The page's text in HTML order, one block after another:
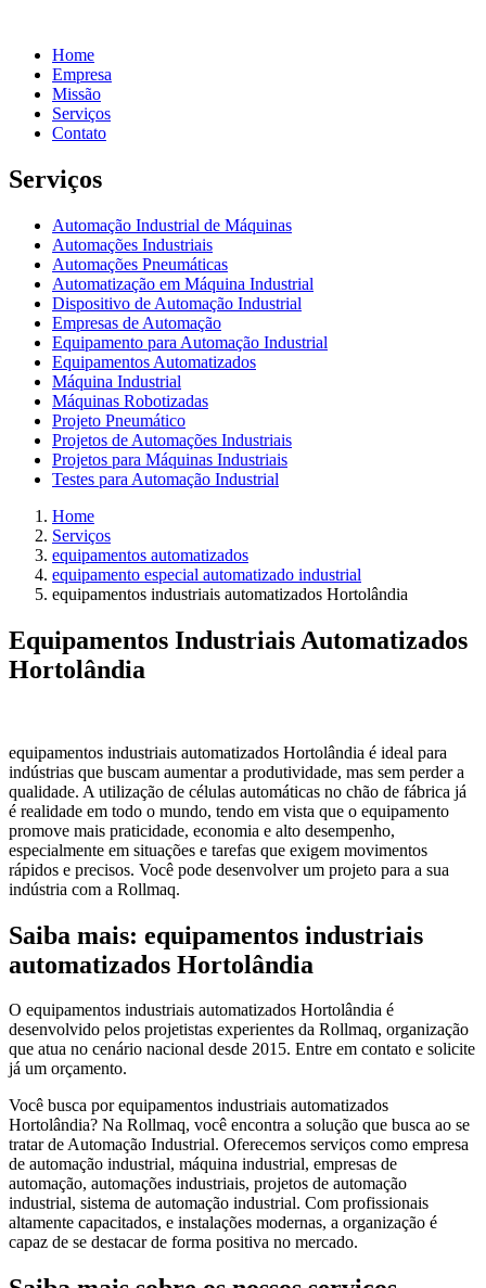
Home
Empresa
Missão
Serviços
Contato
Serviços
Automação Industrial de Máquinas
Automações Industriais
Automações Pneumáticas
Automatização em Máquina Industrial
Dispositivo de Automação Industrial
Empresas de Automação
Equipamento para Automação Industrial
Equipamentos Automatizados
Máquina Industrial
Máquinas Robotizadas
Projeto Pneumático
Projetos de Automações Industriais
Projetos para Máquinas Industriais
Testes para Automação Industrial
Home
Serviços
equipamentos automatizados
equipamento especial automatizado industrial
equipamentos industriais automatizados Hortolândia
Equipamentos Industriais Automatizados
Hortolândia
equipamentos industriais automatizados Hortolândia é ideal para
indústrias que buscam aumentar a produtividade, mas sem perder a
qualidade. A utilização de células automáticas no chão de fábrica já
é realidade em todo o mundo, tendo em vista que o equipamento
promove mais praticidade, economia e alto desempenho,
especialmente em situações e tarefas que exigem movimentos
rápidos e precisos. Você pode desenvolver um projeto para a sua
indústria com a Rollmaq.
Saiba mais: equipamentos industriais
automatizados Hortolândia
O equipamentos industriais automatizados Hortolândia é
desenvolvido pelos projetistas experientes da Rollmaq, organização
que atua no cenário nacional desde 2015. Entre em contato e solicite
já um orçamento.
Você busca por equipamentos industriais automatizados
Hortolândia? Na Rollmaq, você encontra a solução que busca ao se
tratar de Automação Industrial. Oferecemos serviços como empresa
de automação industrial, máquina industrial, empresas de
automação, automações industriais, projetos de automação
industrial, sistema de automação industrial. Com profissionais
altamente capacitados, e instalações modernas, a organização é
capaz de se destacar de forma positiva no mercado.